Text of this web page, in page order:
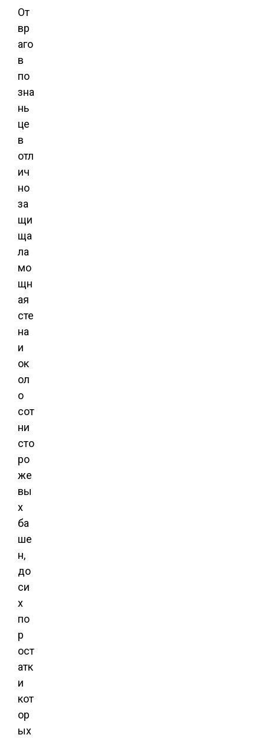
От
вр
аго
в
по
зна
нь
це
в
отл
ич
но
за
щи
ща
ла
мо
щн
ая
сте
на
и
ок
ол
о
сот
ни
сто
ро
же
вы
х
ба
ше
н,
до
си
х
по
р
ост
атк
и
кот
ор
ых